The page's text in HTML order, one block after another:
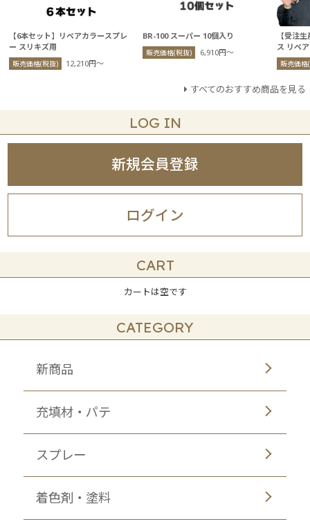
【6本セット】リペアカラースプレ
ー スリキズ用
販売価格(税抜) 12,210円〜
BR-100 スーパー 10個入り
販売価格(税抜) 6,910円〜
【受注
ス リペ
販売価格
すべてのおすすめ商品を見る
LOG IN
ログイン
新規会員登録
CART
カートは空です
CATEGORY
新商品
充填材・パテ
スプレー
着色剤・塗料